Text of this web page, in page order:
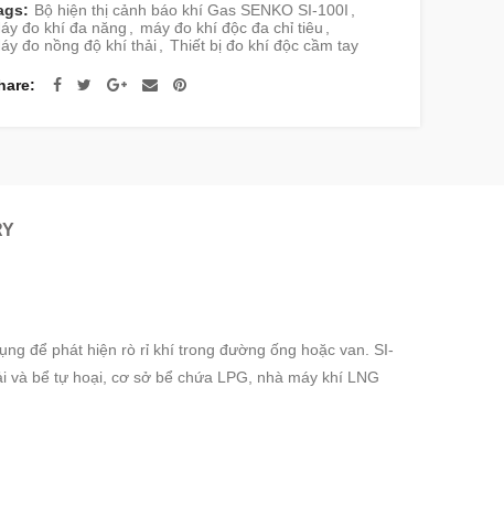
Bộ hiện thị cảnh báo khí Gas SENKO SI-100I ,
đo khí đa năng , máy đo khí độc đa chỉ tiêu ,
đo nồng độ khí thải , Thiết bị đo khí độc cầm tay
để phát hiện rò rỉ khí trong đường ống hoặc van. SI-
bể tự hoại, cơ sở bể chứa LPG, nhà máy khí LNG